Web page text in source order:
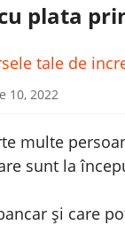
plata
tale de
10, 2022
multe
sunt la
și care